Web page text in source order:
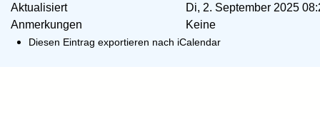
Aktualisiert
Di, 2. September 2025
Anmerkungen
Keine
Diesen Eintrag exportieren nach iCalendar